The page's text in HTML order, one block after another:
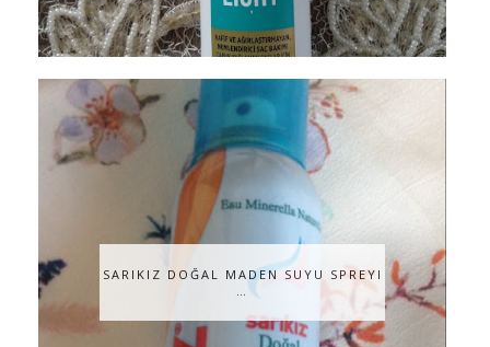
SARIKIZ DOĞAL MADEN SUYU SPREYI